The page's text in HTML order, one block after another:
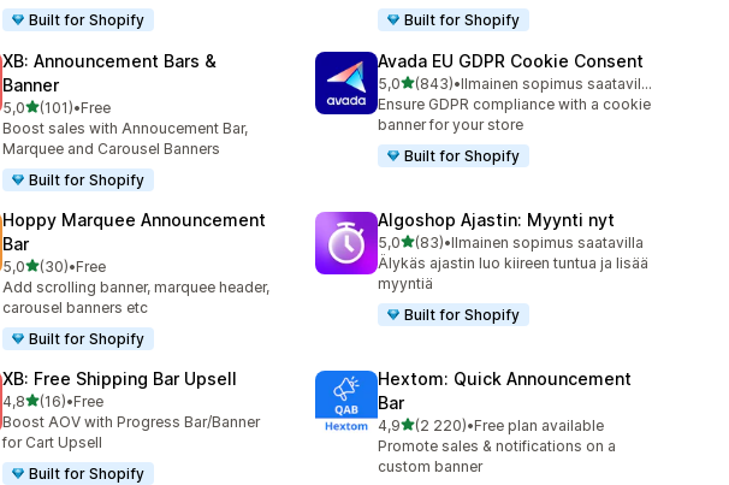
Built for Shopify
Built for Shopify
XB: Announcement Bars &
Banner
5,0/ 5 tähteä
(101)
101 arvostelua yhteensä
•Free
Boost sales with Annoucement Bar,
Marquee and Carousel Banners
Built for Shopify
Avada EU GDPR Cookie Consent
5,0/ 5 tähteä
(843)
843 arvostelua yhteensä
•
Ilmainen sopimus saatavilla
Ensure GDPR compliance with a cookie
banner for your store
Built for Shopify
Hoppy Marquee Announcement
Bar
5,0/ 5 tähteä
(30)
30 arvostelua yhteensä
•Free
Add scrolling banner, marquee header,
carousel banners etc
Built for Shopify
Algoshop Ajastin: Myynti nyt
5,0/ 5 tähteä
(83)
83 arvostelua yhteensä
•Ilmainen sopimus saatavilla
Älykäs ajastin luo kiireen tuntua ja lisää
myyntiä
Built for Shopify
XB: Free Shipping Bar Upsell
4,8/ 5 tähteä
(16)
16 arvostelua yhteensä
•Free
Boost AOV with Progress Bar/Banner
for Cart Upsell
Built for Shopify
Hextom: Quick Announcement
Bar
4,9/ 5 tähteä
(2 220)
2220 arvostelua yhteensä
•Free plan available
Promote sales & notifications on a
custom banner